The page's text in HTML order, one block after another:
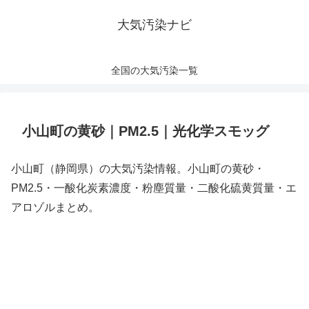
大気汚染ナビ
全国の大気汚染一覧
小山町の黄砂｜PM2.5｜光化学スモッグ
小山町（静岡県）の大気汚染情報。小山町の黄砂・
PM2.5・一酸化炭素濃度・粉塵質量・二酸化硫黄質量・エ
アロゾルまとめ。